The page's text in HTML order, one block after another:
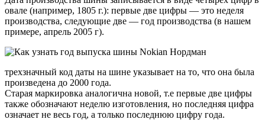
овале (например, 1805 г.): первые две цифры — это неделя
производства, следующие две — год производства (в нашем
примере, апрель 2005 г).
трехзначный код даты на шине указывает на то, что она была
произведена до 2000 года.
Старая маркировка аналогична новой, т.е первые две цифры
также обозначают неделю изготовления, но последняя цифра
означает не весь год, а только последнюю цифру года.